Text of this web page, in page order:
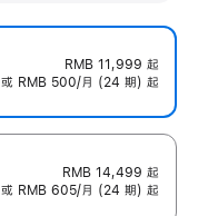
RMB 11,999 起
或 RMB 500/月 (24 期) 起
RMB 14,499 起
或 RMB 605/月 (24 期) 起